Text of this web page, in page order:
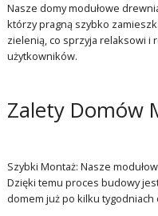
Nasze domy modułowe
którzy pragną szybko
zielenią, co sprzyja relaksowi i
użytkowników.
Zalety Domów
Szybki Montaż: Nasze
Dzięki temu proces budowy
domem już po kilku tygodniach